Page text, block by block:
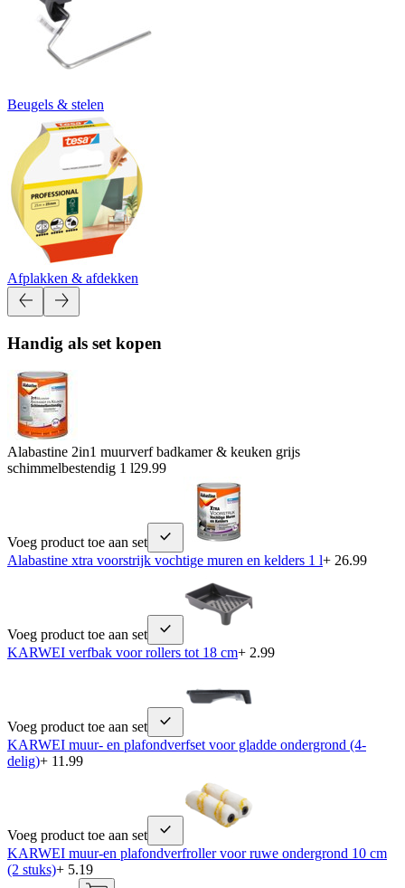
Beugels & stelen
Afplakken & afdekken
Handig als set kopen
Alabastine 2in1 muurverf badkamer & keuken grijs
schimmelbestendig 1 l29.99
Voeg product toe aan set
Alabastine xtra voorstrijk vochtige muren en kelders 1 l+ 26.99
Voeg product toe aan set
KARWEI verfbak voor rollers tot 18 cm+ 2.99
Voeg product toe aan set
KARWEI muur- en plafondverfset voor gladde ondergrond (4-
delig)+ 11.99
Voeg product toe aan set
KARWEI muur-en plafondverfroller voor ruwe ondergrond 10 cm
(2 stuks)+ 5.19